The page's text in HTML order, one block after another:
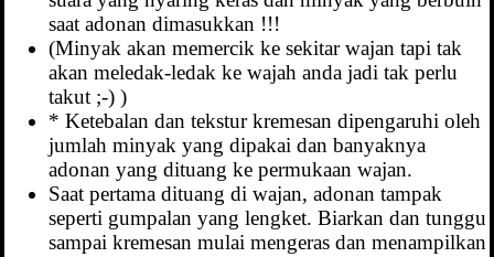
saat adonan dimasukkan !!!
(Minyak akan memercik ke sekitar wajan tapi tak
akan meledak-ledak ke wajah anda jadi tak perlu
takut ;-) )
* Ketebalan dan tekstur kremesan dipengaruhi oleh
jumlah minyak yang dipakai dan banyaknya
adonan yang dituang ke permukaan wajan.
Saat pertama dituang di wajan, adonan tampak
seperti gumpalan yang lengket. Biarkan dan tunggu
sampai kremesan mulai mengeras dan menampilkan